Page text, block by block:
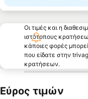
Οι τιμές και η
ιστότοπους
κάποιες φορές
που είδατε στην
κρατήσεων.
Εύρος τιμών